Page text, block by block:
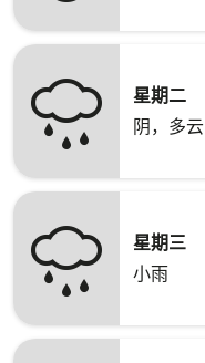
星期二
阴，多云
星期三
小雨